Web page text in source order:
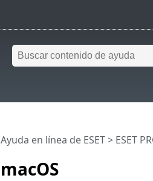
macOS
Ayuda en línea de ESET> ESET